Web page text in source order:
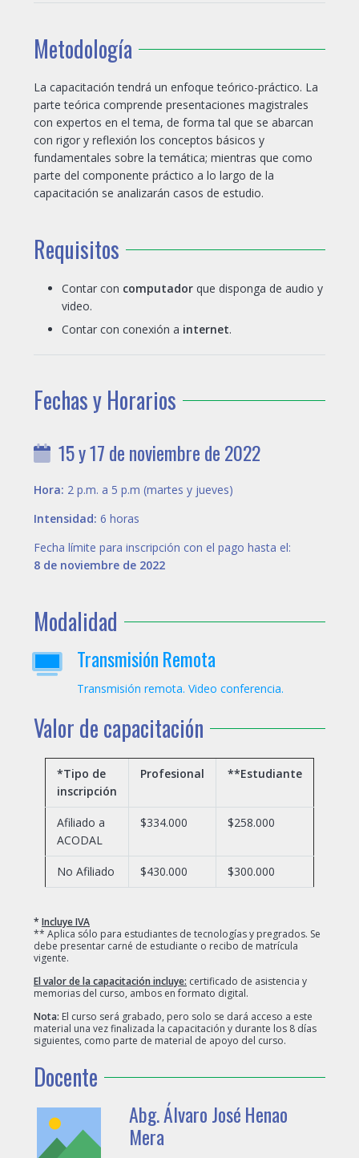
Metodología
La capacitación tendrá un enfoque teórico-práctico. La
parte teórica comprende presentaciones magistrales
con expertos en el tema, de forma tal que se abarcan
con rigor y reflexión los conceptos básicos y
fundamentales sobre la temática; mientras que como
parte del componente práctico a lo largo de la
capacitación se analizarán casos de estudio.
Requisitos
Contar con computador que disponga de audio y
video.
Contar con conexión a internet.
Fechas y Horarios
15 y 17 de noviembre de 2022
Hora: 2 p.m. a 5 p.m (martes y jueves)
Intensidad: 6 horas
Fecha límite para inscripción con el pago hasta el:
8 de noviembre de 2022
Modalidad
Transmisión Remota
Transmisión remota. Video conferencia.
Valor de capacitación
*Tipo de
inscripción
Profesional **Estudiante
Afiliado a
ACODAL
$334.000 $258.000
No Afiliado $430.000 $300.000
* Incluye IVA
** Aplica sólo para estudiantes de tecnologías y pregrados. Se
debe presentar carné de estudiante o recibo de matrícula
vigente.
El valor de la capacitación incluye: certificado de asistencia y
memorias del curso, ambos en formato digital.
Nota: El curso será grabado, pero solo se dará acceso a este
material una vez finalizada la capacitación y durante los 8 días
siguientes, como parte de material de apoyo del curso.
Docente
Abg. Álvaro José Henao
Mera